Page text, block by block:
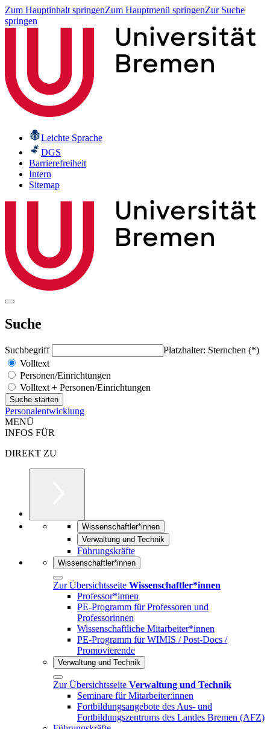
Zum Hauptinhalt springenZum Hauptmenü springenZur Suche
springen
Leichte Sprache
DGS
Barrierefreiheit
Intern
Sitemap
Suche
Suchbegriff
Platzhalter: Sternchen (*)
Volltext
Personen/Einrichtungen
Volltext + Personen/Einrichtungen
Personalentwicklung
MENÜ
INFOS FÜR
DIREKT ZU
Wissenschaftler*innen
Verwaltung und Technik
Führungskräfte
Wissenschaftler*innen
Zur Übersichtsseite Wissenschaftler*innen
Professor*innen
PE-Programm für Professoren und
Professorinnen
Wissenschaftliche Mitarbeiter*innen
PE-Programm für WIMIS / Post-Docs /
Promovierende
Verwaltung und Technik
Zur Übersichtsseite Verwaltung und Technik
Seminare für Mitarbeiter:innen
Fortbildungsangebote des Aus- und
Fortbildungszentrums des Landes Bremen (AFZ)